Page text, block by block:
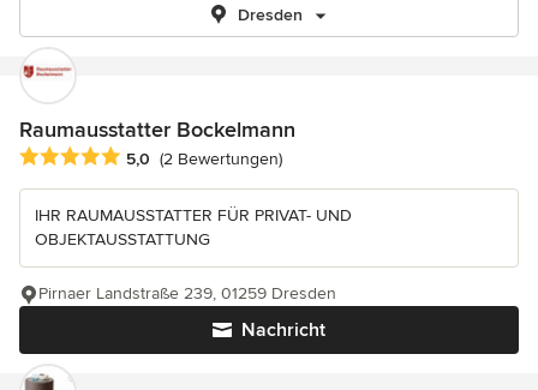
Dresden
Raumausstatter Bockelmann
Durchschnittliche Bewertung: 5 von 5 Sternen
5,0 (2 Bewertungen)
IHR RAUMAUSSTATTER FÜR PRIVAT- UND
OBJEKTAUSSTATTUNG
Nachricht
Pirnaer Landstraße 239, 01259 Dresden